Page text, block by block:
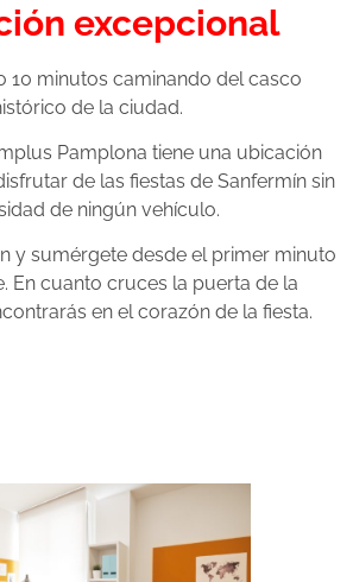
excepcional
10 minutos caminando del casco
de la ciudad.
Pamplona tiene una ubicación
de las fiestas de Sanfermín sin
de ningún vehículo.
y sumérgete desde el primer minuto
En cuanto cruces la puerta de la
en el corazón de la fiesta.